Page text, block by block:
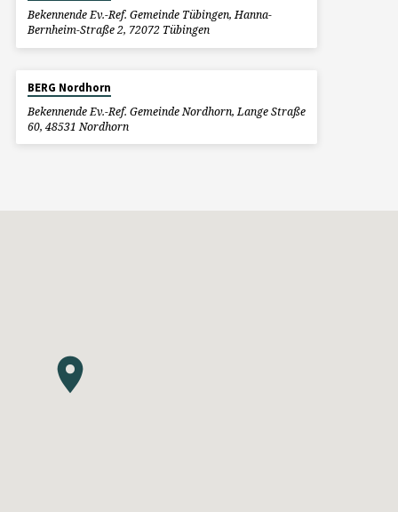
Bekennende Ev.-Ref. Gemeinde Tübingen, Hanna-
Bernheim-Straße 2, 72072 Tübingen
BERG Nordhorn
Bekennende Ev.-Ref. Gemeinde Nordhorn, Lange Straße
60, 48531 Nordhorn